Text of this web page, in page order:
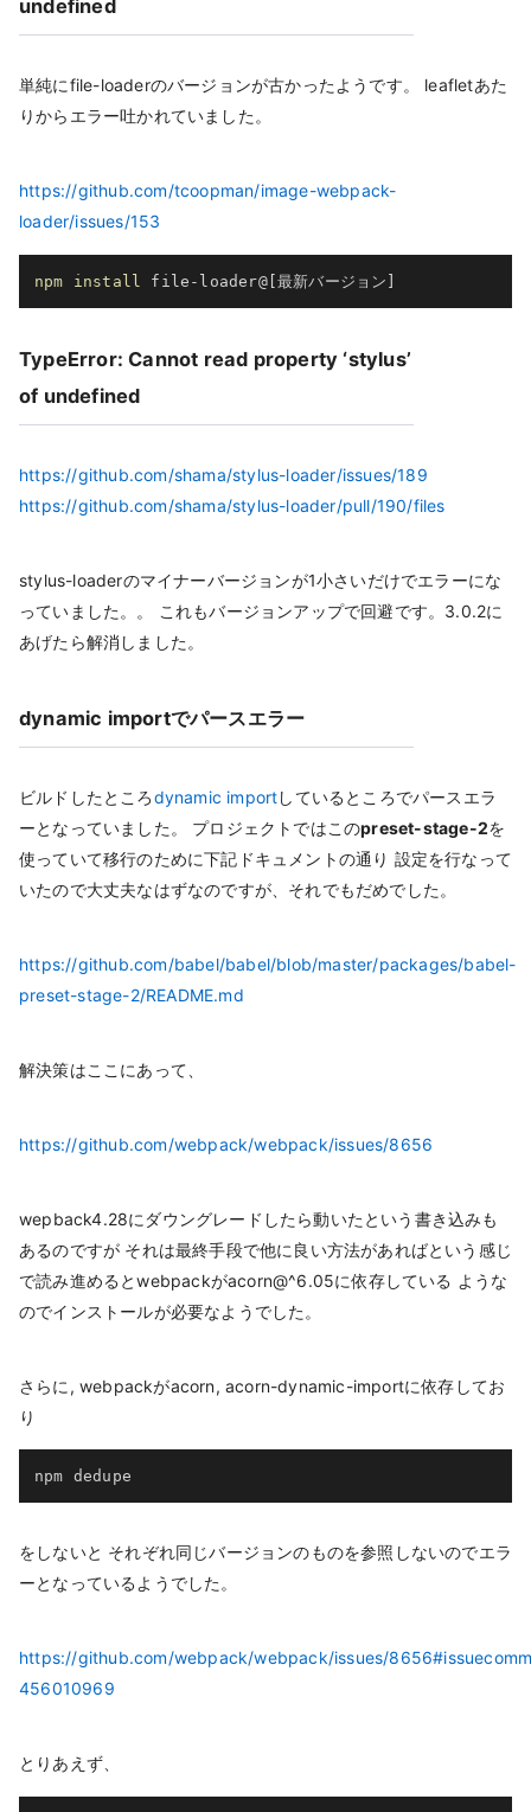
undefined
単純にfile-loaderのバージョンが古かったようです。 leafletあた
りからエラー吐かれていました。
https://github.com/tcoopman/image-webpack-
loader/issues/153
npm install file-loader@[最新バージョン ]
TypeError: Cannot read property ‘stylus’
of undefined
https://github.com/shama/stylus-loader/issues/189
https://github.com/shama/stylus-loader/pull/190/files
stylus-loaderのマイナーバージョンが1小さいだけでエラーにな
っていました。。 これもバージョンアップで回避です。3.0.2に
あげたら解消しました。
dynamic importでパースエラー
ビルドしたところdynamic importしているところでパースエラ
ーとなっていました。 プロジェクトではこのpreset-stage-2を
使っていて移行のために下記ドキュメントの通り 設定を行なって
いたので大丈夫なはずなのですが、それでもだめでした。
https://github.com/babel/babel/blob/master/packages/babel-
preset-stage-2/README.md
解決策はここにあって、
https://github.com/webpack/webpack/issues/8656
wepback4.28にダウングレードしたら動いたという書き込みも
あるのですが それは最終手段で他に良い方法があればという感じ
で読み進めるとwebpackがacorn@^6.05に依存している ような
のでインストールが必要なようでした。
さらに, webpackがacorn, acorn-dynamic-importに依存してお
り
npm dedupe
をしないと それぞれ同じバージョンのものを参照しないのでエラ
ーとなっているようでした。
https://github.com/webpack/webpack/issues/
456010969
とりあえず、